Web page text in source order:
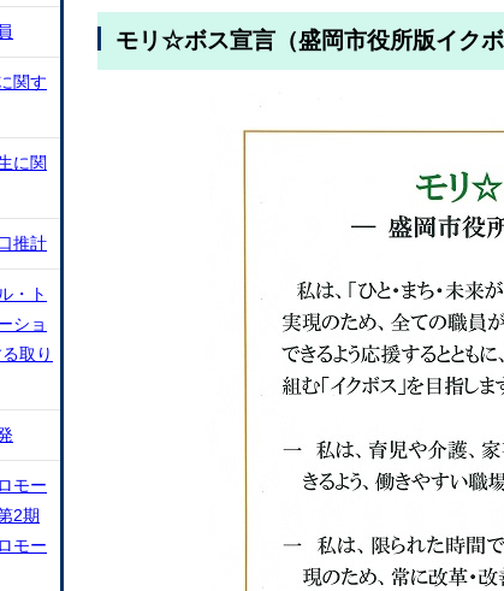
モリ☆ボス宣言（盛岡市役所版イクボ
関す
に関
推計
・ト
ショ
取り
モー
2期
モー